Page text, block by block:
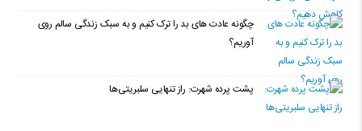
چگونه عادت‌ های بد را ترک کنیم و به سبک زندگی سالم روی
آوریم؟
پشت پرده شهرت: راز تنهایی سلبریتی‌ها